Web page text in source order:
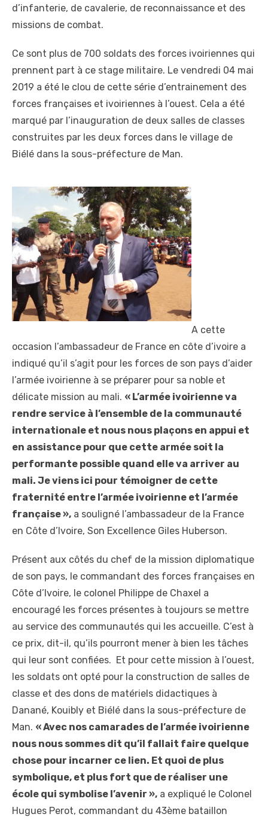
d’infanterie, de cavalerie, de reconnaissance et des
missions de combat.
Ce sont plus de 700 soldats des forces ivoiriennes qui
prennent part à ce stage militaire. Le vendredi 04 mai
2019 a été le clou de cette série d’entrainement des
forces françaises et ivoiriennes à l’ouest. Cela a été
marqué par l’inauguration de deux salles de classes
construites par les deux forces dans le village de
Biélé dans la sous-préfecture de Man.
A cette
occasion l’ambassadeur de France en côte d’ivoire a
indiqué qu’il s’agit pour les forces de son pays d’aider
l’armée ivoirienne à se préparer pour sa noble et
délicate mission au mali. « L’armée ivoirienne va
rendre service à l’ensemble de la communauté
internationale et nous nous plaçons en appui et
en assistance pour que cette armée soit la
performante possible quand elle va arriver au
mali. Je viens ici pour témoigner de cette
fraternité entre l’armée ivoirienne et l’armée
française », a souligné l’ambassadeur de la France
en Côte d’Ivoire, Son Excellence Giles Huberson.
Présent aux côtés du chef de la mission diplomatique
de son pays, le commandant des forces françaises en
Côte d’Ivoire, le colonel Philippe de Chaxel a
encouragé les forces présentes à toujours se mettre
au service des communautés qui les accueille. C’est à
ce prix, dit-il, qu’ils pourront mener à bien les tâches
qui leur sont confiées. Et pour cette mission à l’ouest,
les soldats ont opté pour la construction de salles de
classe et des dons de matériels didactiques à
Danané, Kouibly et Biélé dans la sous-préfecture de
Man. « Avec nos camarades de l’armée ivoirienne
nous nous sommes dit qu’il fallait faire quelque
chose pour incarner ce lien. Et quoi de plus
symbolique, et plus fort que de réaliser une
école qui symbolise l’avenir », a expliqué le Colonel
Hugues Perot, commandant du 43ème bataillon